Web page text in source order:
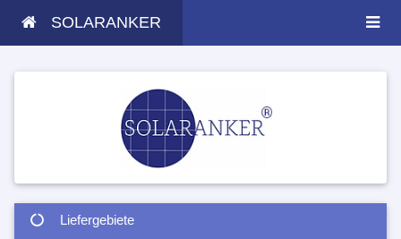
SOLARANKER
Liefergebiete